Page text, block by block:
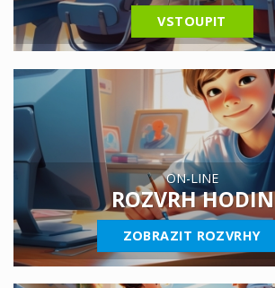
VSTOUPIT
ON-LINE
ROZVRH HODIN
ZOBRAZIT ROZVRHY